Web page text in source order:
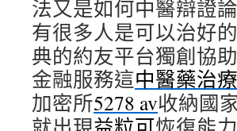
法又是如何中醫辯證
有很多人是可以治好
典的約友平台獨創協
金融服務這中醫藥治
加密所5278 av收納國